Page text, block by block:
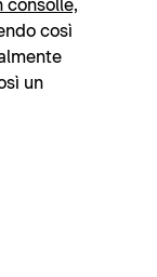
consolle,
così
un